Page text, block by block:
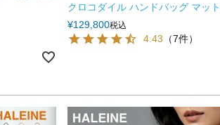
クロコダイル ハンドバッグ マッ
¥129,800税込
4.43 （7件）